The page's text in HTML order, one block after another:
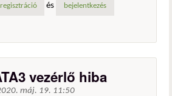
regisztráció és bejelentkezés
vezérlő hiba
máj. 19. 11:50